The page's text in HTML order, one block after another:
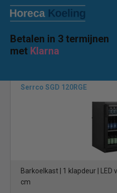
Betalen in 3 termijnen
met Klarna
100%
Home Merken
Serrco SGD 120RGE
Barkoelkast | 1 klapdeur | LED
cm